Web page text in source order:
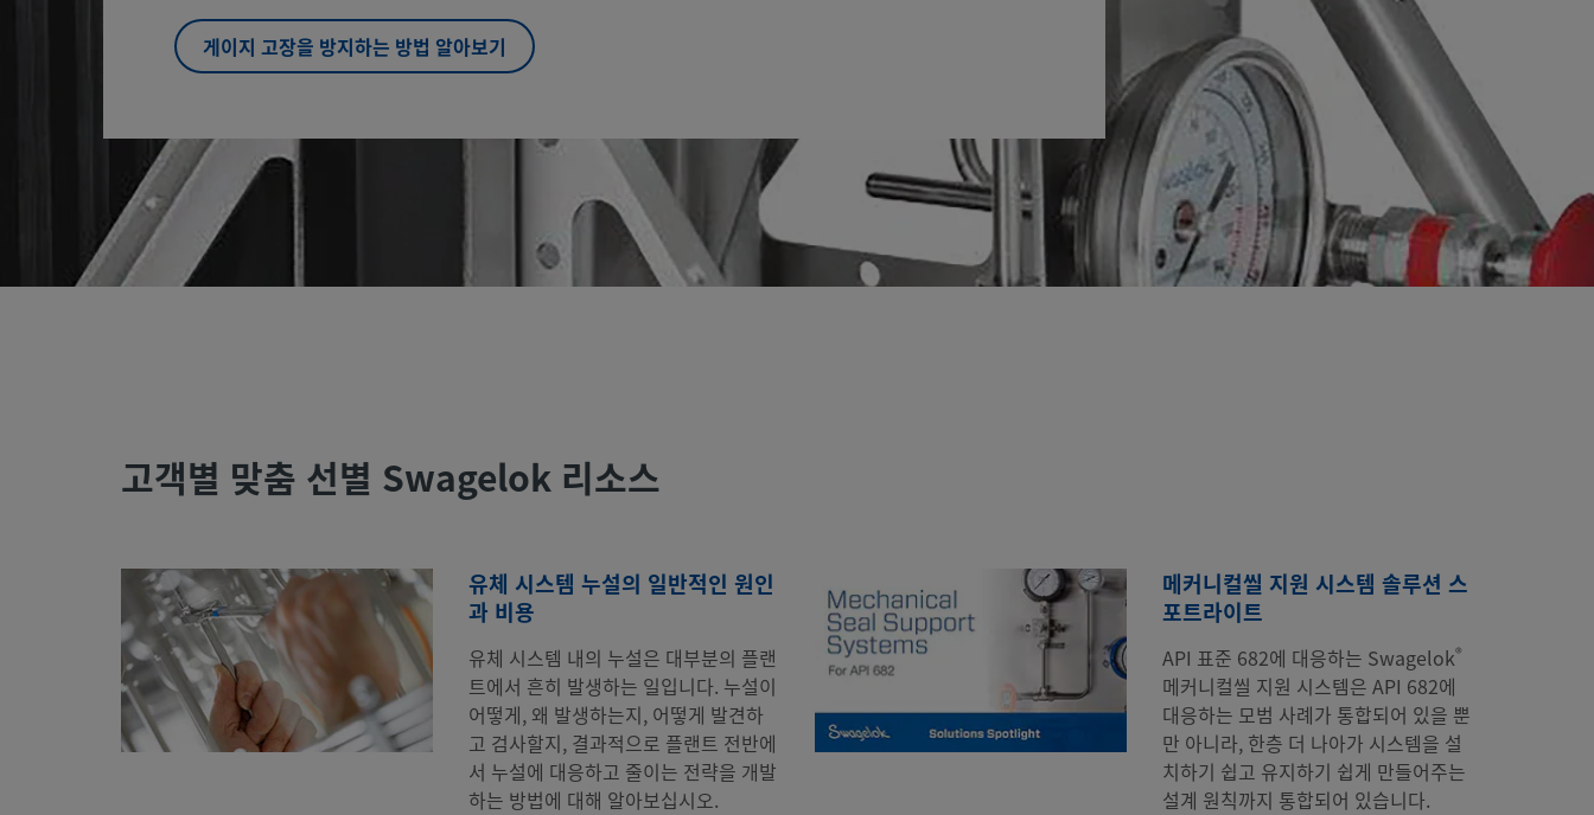
게이지 고장을 방지하는 방법 알아보기
고객별 맞춤 선별 Swagelok 리소스
유체 시스템 누설의 일반적인 원인
과 비용
유체 시스템 내의 누설은 대부분의 플랜
트에서 흔히 발생하는 일입니다. 누설이
어떻게, 왜 발생하는지, 어떻게 발견하
고 검사할지, 결과적으로 플랜트 전반에
서 누설에 대응하고 줄이는 전략을 개발
하는 방법에 대해 알아보십시오.
메커니컬씰 지원 시스템 솔루션 스
포트라이트
API 표준 682에 대응하는 Swagelok®
메커니컬씰 지원 시스템은 API 682에
대응하는 모범 사례가 통합되어 있을 뿐
만 아니라, 한층 더 나아가 시스템을 설
치하기 쉽고 유지하기 쉽게 만들어주는
설계 원칙까지 통합되어 있습니다.